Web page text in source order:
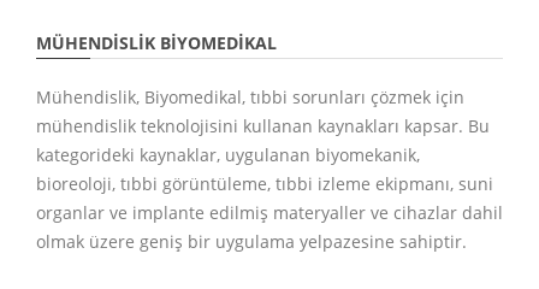
MÜHENDISLIK BIYOMEDIKAL
Mühendislik, Biyomedikal, tıbbi sorunları çözmek için
mühendislik teknolojisini kullanan kaynakları kapsar. Bu
kategorideki kaynaklar, uygulanan biyomekanik,
bioreoloji, tıbbi görüntüleme, tıbbi izleme ekipmanı, suni
organlar ve implante edilmiş materyaller ve cihazlar dahil
olmak üzere geniş bir uygulama yelpazesine sahiptir.